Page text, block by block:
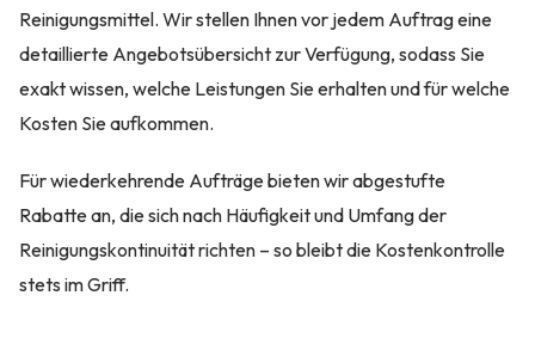
Reinigungsmittel. Wir stellen Ihnen vor jedem Auftrag eine
detaillierte Angebotsübersicht zur Verfügung, sodass Sie
exakt wissen, welche Leistungen Sie erhalten und für welche
Kosten Sie aufkommen.
Für wiederkehrende Aufträge bieten wir abgestufte
Rabatte an, die sich nach Häufigkeit und Umfang der
Reinigungskontinuität richten – so bleibt die Kostenkontrolle
stets im Griff.